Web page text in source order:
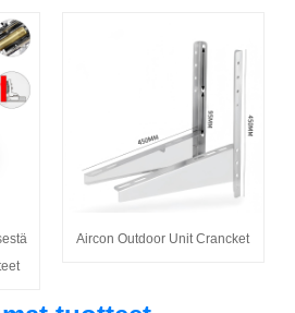
Aircon Outdoor Unit Crancket